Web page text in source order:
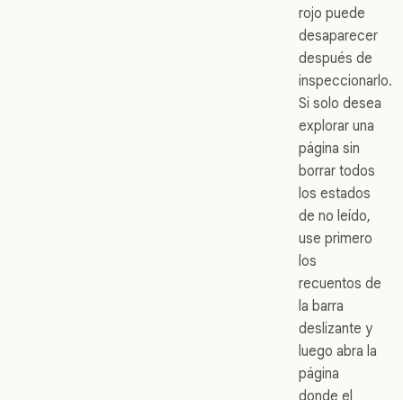
rojo puede
desaparecer
después de
inspeccionarlo.
Si solo desea
explorar una
página sin
borrar todos
los estados
de no leído,
use primero
los
recuentos de
la barra
deslizante y
luego abra la
página
donde el